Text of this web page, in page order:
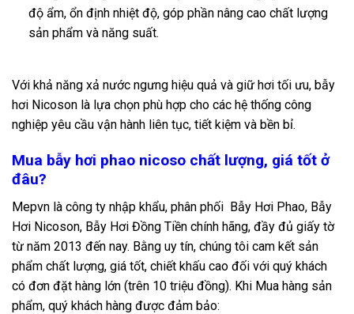
độ ẩm, ổn định nhiệt độ, góp phần nâng cao chất lượng
sản phẩm và năng suất.
Với khả năng xả nước ngưng hiệu quả và giữ hơi tối ưu, bẫy
hơi Nicoson là lựa chọn phù hợp cho các hệ thống công
nghiệp yêu cầu vận hành liên tục, tiết kiệm và bền bỉ.
Mua bẫy hơi phao nicoso chất lượng, giá tốt ở
đâu?
Mepvn là công ty nhập khẩu, phân phối Bẫy Hơi Phao, Bẫy
Hơi Nicoson, Bẫy Hơi Đồng Tiền chính hãng, đầy đủ giấy tờ
từ năm 2013 đến nay. Bằng uy tín, chúng tôi cam kết sản
phẩm chất lượng, giá tốt, chiết khấu cao đối với quý khách
có đơn đặt hàng lớn (trên 10 triệu đồng). Khi Mua hàng sản
phẩm, quý khách hàng được đảm bảo: